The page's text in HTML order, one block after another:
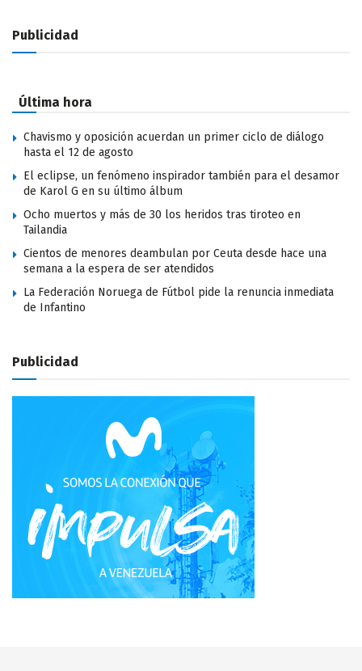
Publicidad
Última hora
Chavismo y oposición acuerdan un primer ciclo de diálogo
hasta el 12 de agosto
El eclipse, un fenómeno inspirador también para el desamor
de Karol G en su último álbum
Ocho muertos y más de 30 los heridos tras tiroteo en
Tailandia
Cientos de menores deambulan por Ceuta desde hace una
semana a la espera de ser atendidos
La Federación Noruega de Fútbol pide la renuncia inmediata
de Infantino
Publicidad